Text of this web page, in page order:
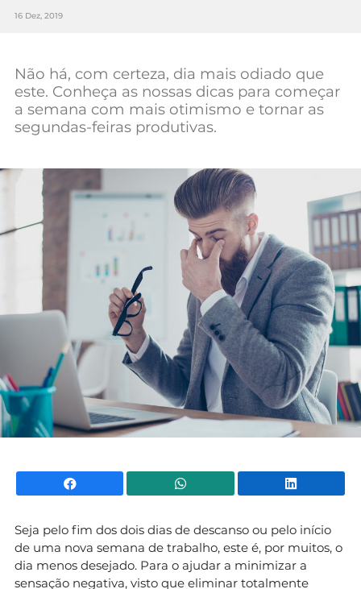
Tecnologia
Negócios
Mundial 2026
16 Dez, 2019
Não há, com certeza, dia mais odiado que
este. Conheça as nossas dicas para começar
a semana com mais otimismo e tornar as
segundas-feiras produtivas.
Facebook WhatsApp
Seja pelo fim dos dois dias de descanso ou pelo início
de uma nova semana de trabalho, este é, por muitos, o
dia menos desejado. Para o ajudar a minimizar a
sensação negativa, visto que eliminar totalmente